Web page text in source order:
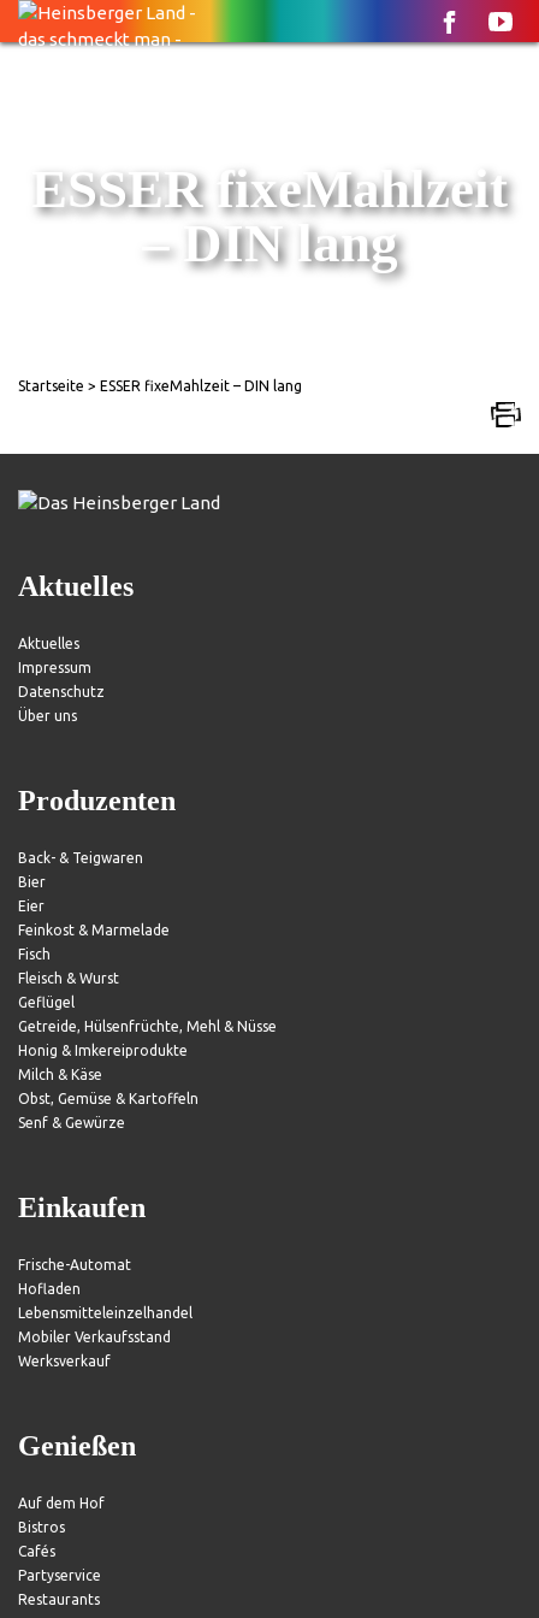
ESSER fixeMahlzeit
– DIN lang
Startseite > ESSER fixeMahlzeit – DIN lang
Aktuelles
Aktuelles
Impressum
Datenschutz
Über uns
Produzenten
Back- & Teigwaren
Bier
Eier
Feinkost & Marmelade
Fisch
Fleisch & Wurst
Geflügel
Getreide, Hülsenfrüchte, Mehl & Nüsse
Honig & Imkereiprodukte
Milch & Käse
Obst, Gemüse & Kartoffeln
Senf & Gewürze
Einkaufen
Frische-Automat
Hofladen
Lebensmitteleinzelhandel
Mobiler Verkaufsstand
Werksverkauf
Genießen
Auf dem Hof
Bistros
Cafés
Partyservice
Restaurants